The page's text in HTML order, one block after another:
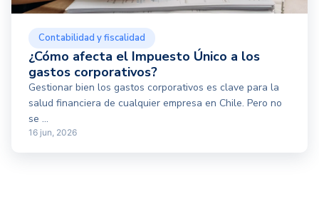
Contabilidad y fiscalidad
¿Cómo afecta el Impuesto Único a los
gastos corporativos?
Gestionar bien los gastos corporativos es clave para la
salud financiera de cualquier empresa en Chile. Pero no
se ...
16 jun, 2026